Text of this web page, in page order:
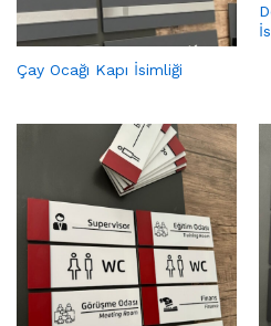
Çay Ocağı Kapı İsimliği